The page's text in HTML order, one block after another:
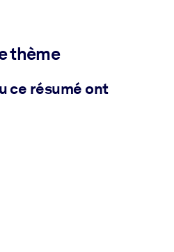
thème
ce résumé ont